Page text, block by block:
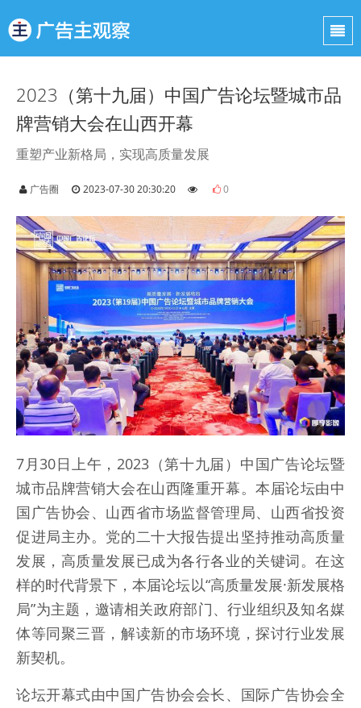
2023（第十九届）中国广告论坛暨城市品
牌营销大会在山西开幕
重塑产业新格局，实现高质量发展
广告圈 2023-07-30 20:30:20 0
7月30日上午，2023（第十九届）中国广告论坛暨
城市品牌营销大会在山西隆重开幕。本届论坛由中
国广告协会、山西省市场监督管理局、山西省投资
促进局主办。党的二十大报告提出坚持推动高质量
发展，高质量发展已成为各行各业的关键词。在这
样的时代背景下，本届论坛以“高质量发展·新发展格
局”为主题，邀请相关政府部门、行业组织及知名媒
体等同聚三晋，解读新的市场环境，探讨行业发展
新契机。
论坛开幕式由中国广告协会会长、国际广告协会全